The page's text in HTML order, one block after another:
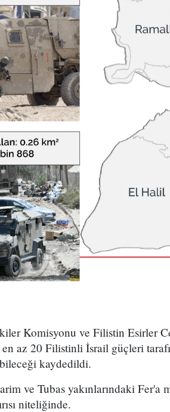
Komisyonu ve Filistin Esirler
az 20 Filistinli İsrail güçleri
kaydedildi.
ve Tubas yakınlarındaki Fer'a
niteliğinde.